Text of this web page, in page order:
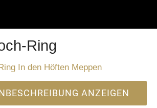
Ring
In den Höften Meppen
ANZEIGEN